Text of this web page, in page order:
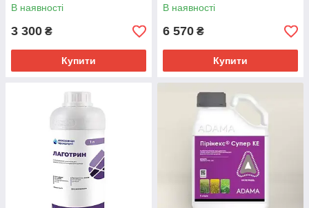
В наявності
3 300 ₴
Купити
В наявності
6 570 ₴
Купити